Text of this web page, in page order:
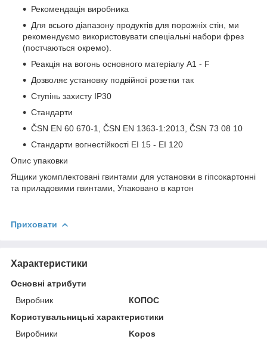
Рекомендація виробника
Для всього діапазону продуктів для порожніх стін, ми
рекомендуємо використовувати спеціальні набори фрез
(постчаються окремо).
Реакція на вогонь основного матеріалу A1 - F
Дозволяє установку подвійної розетки так
Ступінь захисту IP30
Стандарти
ČSN EN 60 670-1, ČSN EN 1363-1:2013, ČSN 73 08 10
Стандарти вогнестійкості EI 15 - EI 120
Опис упаковки
Ящики укомплектовані гвинтами для установки в гіпсокартонні
та приладовими гвинтами, Упаковано в картон
Приховати
Характеристики
Основні атрибути
Виробник
КОПОС
Користувальницькі характеристики
Виробники
Kopos